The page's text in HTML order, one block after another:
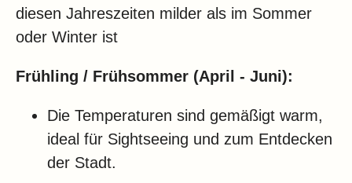
diesen Jahreszeiten milder als im Sommer
oder Winter ist
Frühling / Frühsommer (April - Juni):
Die Temperaturen sind gemäßigt warm,
ideal für Sightseeing und zum Entdecken
der Stadt.